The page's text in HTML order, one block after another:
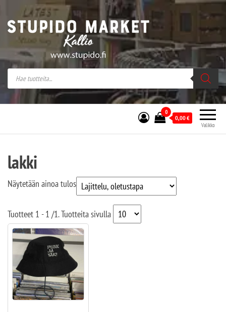
Stupido Market – verkossa ja kivijalassa
Stupido Market on vaihtoehtomusaan
erikoistunut verkko- sekä
kivijalkakauppa Helsingissä Kallion
sydämessä.
Valikko
0
0,00€
lakki
Näytetään ainoa tulos
Tuotteet 1 - 1 /1. Tuotteita sivulla